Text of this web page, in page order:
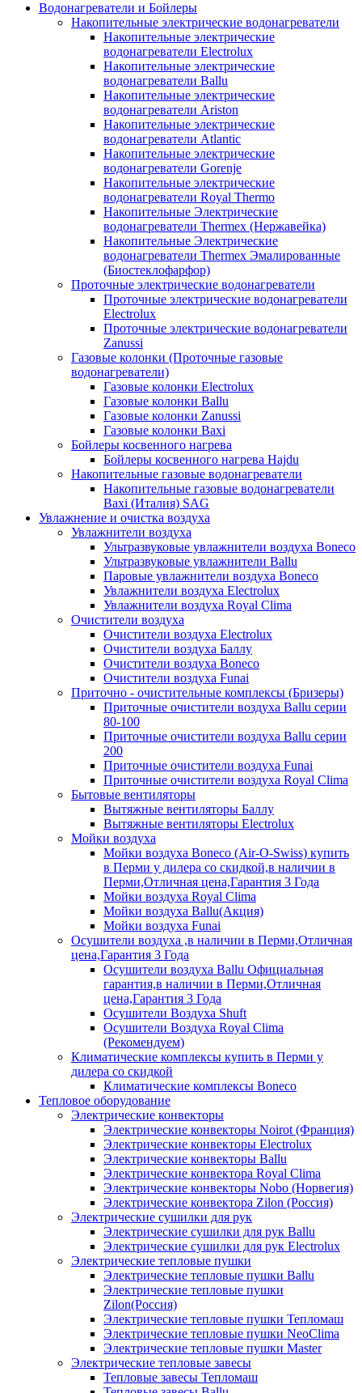
Водонагреватели и Бойлеры
Накопительные электрические водонагреватели
Накопительные электрические
водонагреватели Electrolux
Накопительные электрические
водонагреватели Ballu
Накопительные электрические
водонагреватели Ariston
Накопительные электрические
водонагреватели Atlantic
Накопительные электрические
водонагреватели Gorenje
Накопительные электрические
водонагреватели Royal Thermo
Накопительные Электрические
водонагреватели Thermex (Нержавейка)
Накопительные Электрические
водонагреватели Thermex Эмалированные
(Биостеклофарфор)
Проточные электрические водонагреватели
Проточные электрические водонагреватели
Electrolux
Проточные электрические водонагреватели
Zanussi
Газовые колонки (Проточные газовые
водонагреватели)
Газовые колонки Electrolux
Газовые колонки Ballu
Газовые колонки Zanussi
Газовые колонки Baxi
Бойлеры косвенного нагрева
Бойлеры косвенного нагрева Hajdu
Накопительные газовые водонагреватели
Накопительные газовые водонагреватели
Baxi (Италия) SAG
Увлажнение и очистка воздуха
Увлажнители воздуха
Ультразвуковые увлажнители воздуха Boneco
Ультразвуковые увлажнители Ballu
Паровые увлажнители воздуха Boneco
Увлажнители воздуха Electrolux
Увлажнители воздуха Royal Clima
Очистители воздуха
Очистители воздуха Electrolux
Очистители воздуха Баллу
Очистители воздуха Boneco
Очистители воздуха Funai
Приточно - очистительные комплексы (Бризеры)
Приточные очистители воздуха Ballu серии
80-100
Приточные очистители воздуха Ballu серии
200
Приточные очистители воздуха Funai
Приточные очистители воздуха Royal Clima
Бытовые вентиляторы
Вытяжные вентиляторы Баллу
Вытяжные вентиляторы Electrolux
Мойки воздуха
Мойки воздуха Boneco (Air-O-Swiss) купить
в Перми у дилера со скидкой,в наличии в
Перми,Отличная цена,Гарантия 3 Года
Мойки воздуха Royal Clima
Мойки воздуха Ballu(Акция)
Мойки воздуха Funai
Осушители воздуха ,в наличии в Перми,Отличная
цена,Гарантия 3 Года
Осушители воздуха Ballu Официальная
гарантия,в наличии в Перми,Отличная
цена,Гарантия 3 Года
Осушители Воздуха Shuft
Осушители Воздуха Royal Clima
(Рекомендуем)
Климатические комплексы купить в Перми у
дилера со скидкой
Климатические комплексы Boneсo
Тепловое оборудование
Электрические конвекторы
Электрические конвекторы Noirot (Франция)
Электрические конвекторы Electrolux
Электрические конвекторы Ballu
Электрические конвектора Royal Clima
Электрические конвекторы Nobo (Норвегия)
Электрические конвектора Zilon (Россия)
Электрические сушилки для рук
Электрические сушилки для рук Ballu
Электрические сушилки для рук Electrolux
Электрические тепловые пушки
Электрические тепловые пушки Ballu
Электрические тепловые пушки
Zilon(Россия)
Электрические тепловые пушки Тепломаш
Электрические тепловые пушки NeoClima
Электрические тепловые пушки Master
Электрические тепловые завесы
Тепловые завесы Тепломаш